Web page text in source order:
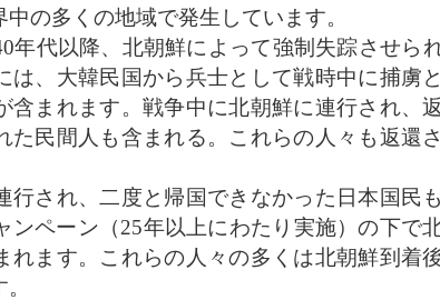
の多くの地域で発生しています。
代以降、北朝鮮によって強制失踪させら
は、大韓民国から兵士として戦時中に捕虜
含まれます。戦争中に北朝鮮に連行され、
た民間人も含まれる。これらの人々も返還
され、二度と帰国できなかった日本国民
ンペーン（25年以上にわたり実施）の下で
れます。これらの人々の多くは北朝鮮到着